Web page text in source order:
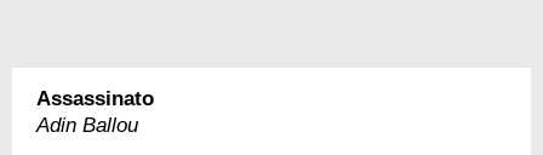
Assassinato
Adin Ballou